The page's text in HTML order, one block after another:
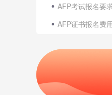
AFP考试报名要
AFP证书报名费